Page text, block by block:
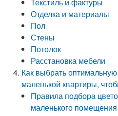
Отделка и материалы
Пол
Стены
Потолок
Расстановка мебели
Как выбрать
маленькой квартиры,
Правила подбора
маленького помещения